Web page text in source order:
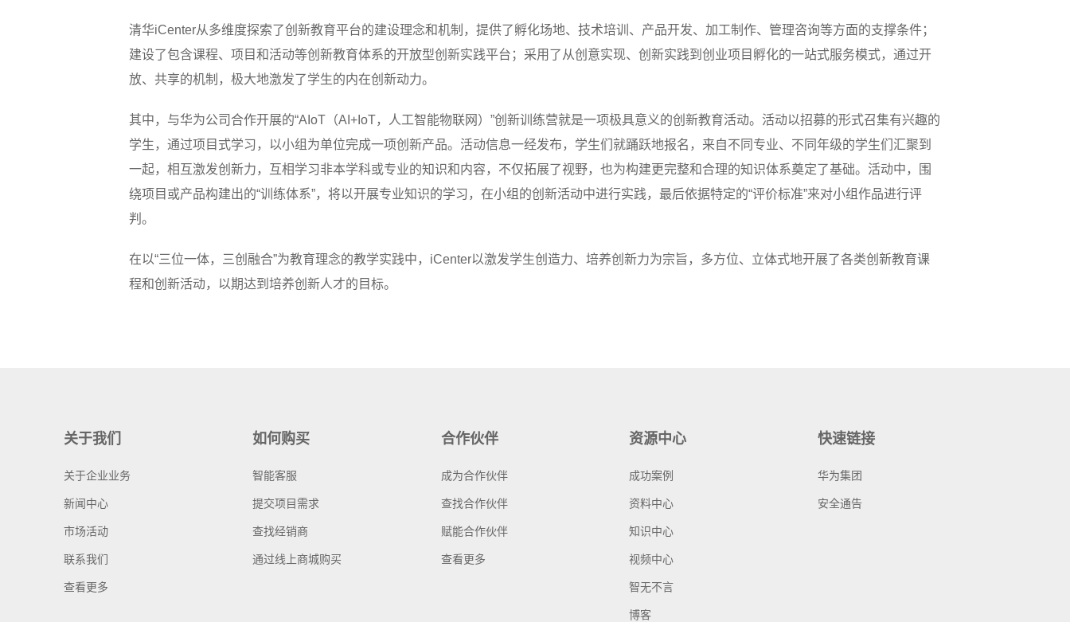
清华iCenter从多维度探索了创新教育平台的建设理念和机制，提供了孵化场地、技术培训、产品开发、加工制作、管理咨询等方面的支撑条件；
建设了包含课程、项目和活动等创新教育体系的开放型创新实践平台；采用了从创意实现、创新实践到创业项目孵化的一站式服务模式，通过开
放、共享的机制，极大地激发了学生的内在创新动力。
其中，与华为公司合作开展的“AIoT（AI+IoT，人工智能物联网）”创新训练营就是一项极具意义的创新教育活动。活动以招募的形式召集有兴趣的
学生，通过项目式学习，以小组为单位完成一项创新产品。活动信息一经发布，学生们就踊跃地报名，来自不同专业、不同年级的学生们汇聚到
一起，相互激发创新力，互相学习非本学科或专业的知识和内容，不仅拓展了视野，也为构建更完整和合理的知识体系奠定了基础。活动中，围
绕项目或产品构建出的“训练体系”，将以开展专业知识的学习，在小组的创新活动中进行实践，最后依据特定的“评价标准”来对小组作品进行评
判。
在以“三位一体，三创融合”为教育理念的教学实践中，iCenter以激发学生创造力、培养创新力为宗旨，多方位、立体式地开展了各类创新教育课
程和创新活动，以期达到培养创新人才的目标。
关于我们
关于企业业务
新闻中心
市场活动
联系我们
查看更多
如何购买
智能客服
提交项目需求
查找经销商
通过线上商城购买
合作伙伴
成为合作伙伴
查找合作伙伴
赋能合作伙伴
查看更多
资源中心
成功案例
资料中心
知识中心
视频中心
智无不言
博客
快速链接
华为集团
安全通告